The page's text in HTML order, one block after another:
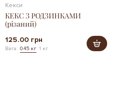
Кекси
КЕКС З РОДЗИНКАМИ
(різаний)
125.00 грн
Вага: 0.45 кг 1 кг